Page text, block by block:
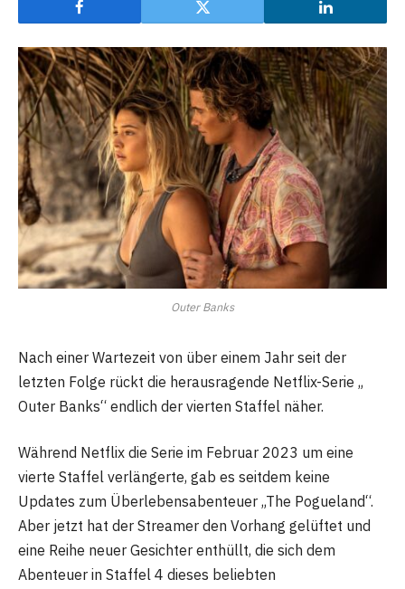
Outer Banks
Nach einer Wartezeit von über einem Jahr seit der
letzten Folge rückt die herausragende Netflix-Serie „
Outer Banks“ endlich der vierten Staffel näher.
Während Netflix die Serie im Februar 2023 um eine
vierte Staffel verlängerte, gab es seitdem keine
Updates zum Überlebensabenteuer „The Pogueland“.
Aber jetzt hat der Streamer den Vorhang gelüftet und
eine Reihe neuer Gesichter enthüllt, die sich dem
Abenteuer in Staffel 4 dieses beliebten